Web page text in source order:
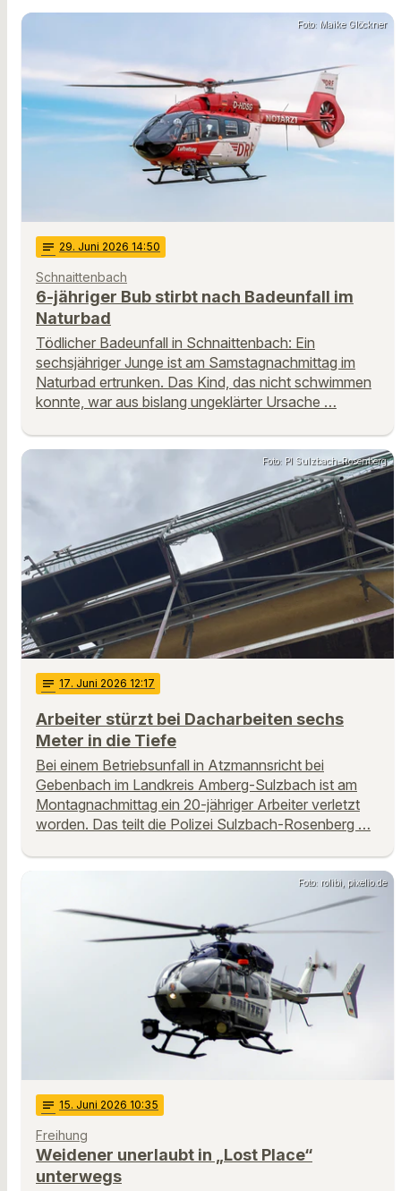
Foto: Maike Glöckner
notes 29. Juni 2026 14:50
Schnaittenbach
6-jähriger Bub stirbt nach Badeunfall im
Naturbad
Tödlicher Badeunfall in Schnaittenbach: Ein
sechsjähriger Junge ist am Samstagnachmittag im
Naturbad ertrunken. Das Kind, das nicht schwimmen
konnte, war aus bislang ungeklärter Ursache …
Foto: PI Sulzbach-Rosenberg
notes 17. Juni 2026 12:17
Arbeiter stürzt bei Dacharbeiten sechs
Meter in die Tiefe
Bei einem Betriebsunfall in Atzmannsricht bei
Gebenbach im Landkreis Amberg-Sulzbach ist am
Montagnachmittag ein 20-jähriger Arbeiter verletzt
worden. Das teilt die Polizei Sulzbach-Rosenberg …
Foto: rolibi, pixelio.de
notes 15. Juni 2026 10:35
Freihung
Weidener unerlaubt in „Lost Place“
unterwegs